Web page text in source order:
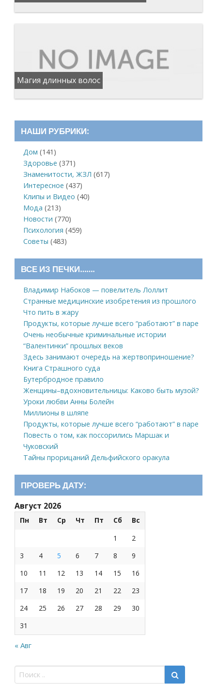
Магия длинных волос
НАШИ РУБРИКИ:
Дом (141)
Здоровье (371)
Знаменитости, ЖЗЛ (617)
Интересное (437)
Клипы и Видео (40)
Мода (213)
Новости (770)
Психология (459)
Советы (483)
ВСЕ ИЗ ПЕЧКИ…….
Владимир Набоков — повелитель Лоллит
Странные медицинские изобретения из прошлого
Что пить в жару
Продукты, которые лучше всего “работают” в паре
Очень необычные криминальные истории
“Валентинки” прошлых веков
Здесь занимают очередь на жертвоприношение?
Книга Страшного суда
Бутербродное правило
Женщины–вдохновительницы: Каково быть музой?
Уроки любви Анны Болейн
Миллионы в шляпе
Продукты, которые лучше всего “работают” в паре
Повесть о том, как поссорились Маршак и
Чуковский
Тайны прорицаний Дельфийского оракула
ПРОВЕРЬ ДАТУ:
Август 2026
Пн Вт Ср Чт Пт Сб
Вс
1
2
3
4 5 6 7 8
9
10
11 12 13 14 15
16
17
18 19 20 21 22
23
24
25 26 27 28 29
30
31
« Авг